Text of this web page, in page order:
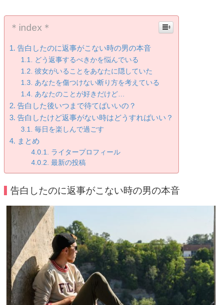
＊index＊
告白したのに返事がこない時の男の本音
どう返事するべきかを悩んでいる
彼女がいることをあなたに隠していた
あなたを傷つけない断り方を考えている
あなたのことが好きだけど…
告白した後いつまで待てばいいの？
告白したけど返事がない時はどうすればいい？
毎日を楽しんで過ごす
まとめ
ライタープロフィール
最新の投稿
告白したのに返事がこない時の男の本音